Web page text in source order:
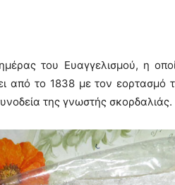
του Ευαγγελισμού, η
από το 1838 με τον εορτασμό
της γνωστής σκορδαλιάς.